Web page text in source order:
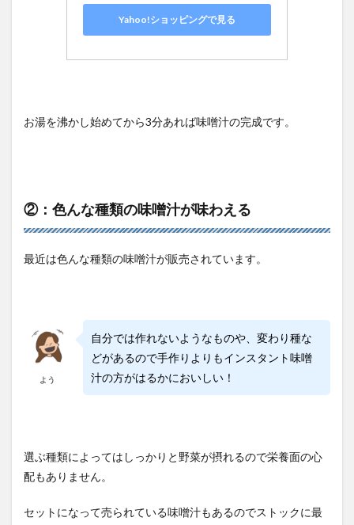
Yahoo!ショッピングで見る
お湯を沸かし始めてから3分あれば味噌汁の完成です。
②：色んな種類の味噌汁が味わえる
最近は色んな種類の味噌汁が販売されています。
よう
自分では作れないようなものや、変わり種な
どがあるので手作りよりもインスタント味噌
汁の方がはるかにおいしい！
選ぶ種類によってはしっかりと野菜が摂れるので栄養面の心
配もありません。
セットになって売られている味噌汁もあるのでストックに最